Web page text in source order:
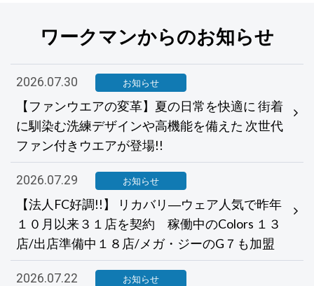
ワークマンからのお知らせ
2026.07.30 お知らせ
【ファンウエアの変革】夏の日常を快適に 街着
に馴染む洗練デザインや高機能を備えた 次世代
ファン付きウエアが登場!!
2026.07.29 お知らせ
【法人FC好調!!】 リカバリ―ウェア人気で昨年
１０月以来３１店を契約 稼働中のColors １３
店/出店準備中１８店/メガ・ジーのG７も加盟
2026.07.22 お知らせ